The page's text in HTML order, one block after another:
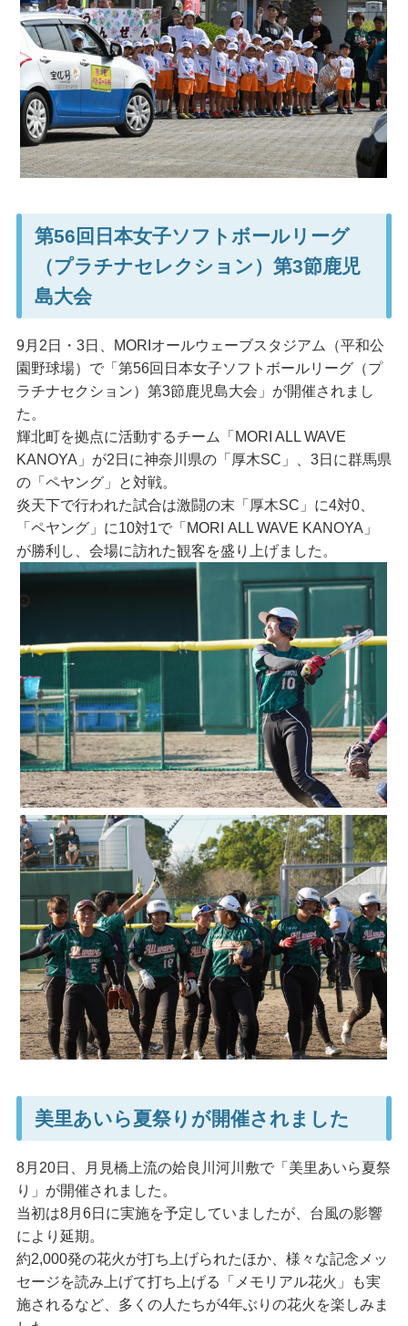
第56回日本女子ソフトボールリーグ
（プラチナセレクション）第3節鹿児
島大会
9月2日・3日、MORIオールウェーブスタジアム（平和公
園野球場）で「第56回日本女子ソフトボールリーグ（プ
ラチナセクション）第3節鹿児島大会」が開催されまし
た。
輝北町を拠点に活動するチーム「MORI ALL WAVE
KANOYA」が2日に神奈川県の「厚木SC」、3日に群馬県
の「ペヤング」と対戦。
炎天下で行われた試合は激闘の末「厚木SC」に4対0、
「ペヤング」に10対1で「MORI ALL WAVE KANOYA」
が勝利し、会場に訪れた観客を盛り上げました。
美里あいら夏祭りが開催されました
8月20日、月見橋上流の姶良川河川敷で「美里あいら夏祭
り」が開催されました。
当初は8月6日に実施を予定していましたが、台風の影響
により延期。
約2,000発の花火が打ち上げられたほか、様々な記念メッ
セージを読み上げて打ち上げる「メモリアル花火」も実
施されるなど、多くの人たちが4年ぶりの花火を楽しみま